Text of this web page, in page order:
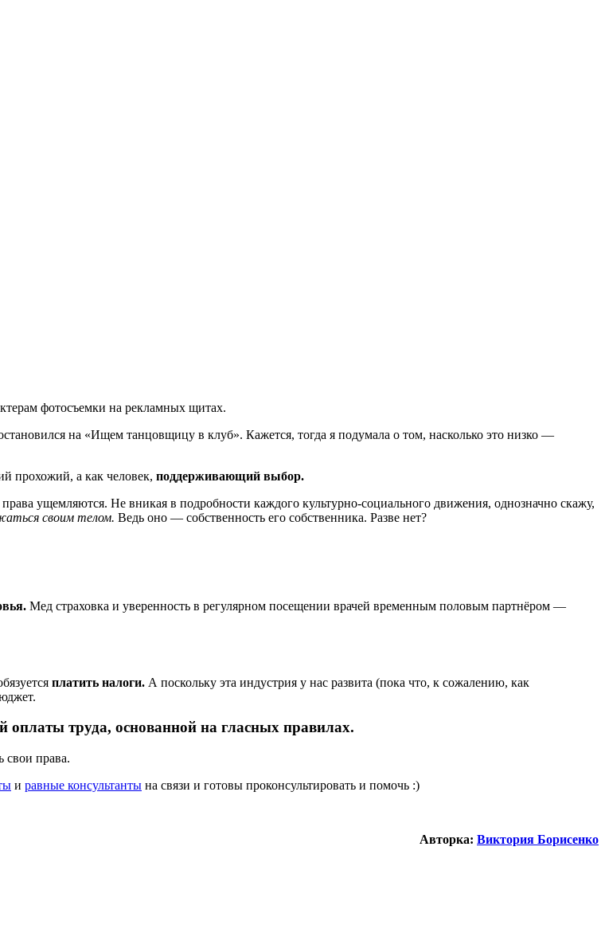
фотосъемки на рекламных щитах.
на «Ищем танцовщицу в клуб». Кажется, тогда я подумала о том, насколько это низко —
прохожий, а как человек, поддерживающий выбор.
ущемляются. Не вникая в подробности каждого культурно-социального движения, однозначно скажу,
своим телом. Ведь оно — собственность его собственника. Разве нет?
Мед страховка и уверенность в регулярном посещении врачей временным половым партнёром —
платить налоги. А поскольку эта индустрия у нас развита (пока что, к сожалению, как
оплаты труда, основанной на гласных правилах.
свои права.
и равные консультанты на связи и готовы проконсультировать и помочь :)
Авторка: Виктория Борисенко